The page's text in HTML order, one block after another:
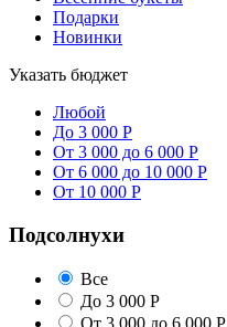
Подарки
Новинки
Указать бюджет
Любой
До 3 000 Р
От 3 000 до 6 000 Р
От 6 000 до 10 000 Р
От 10 000 Р
Подсолнухи
Все
До 3 000 Р